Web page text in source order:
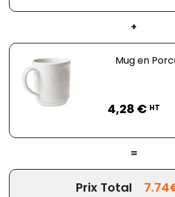
+
Mug en
4,28 € HT
=
Prix Total